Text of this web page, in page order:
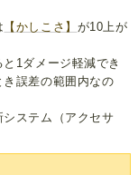
【かしこさ】 が10上が
1ダメージ軽減でき
誤差の範囲内なの
ステム（アクセサ